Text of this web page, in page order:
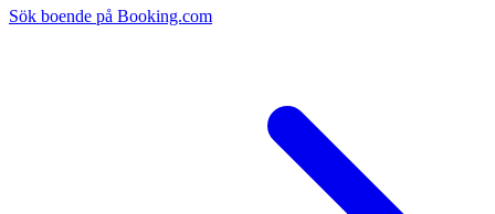
Sök boende på Booking.com